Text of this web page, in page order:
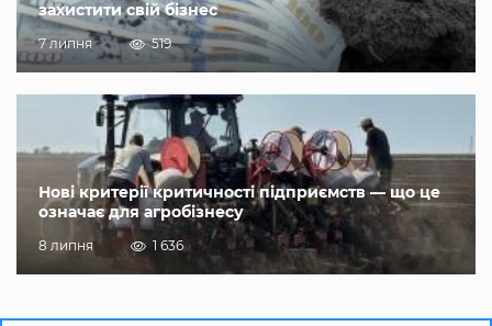
захистити свій бізнес
7 липня 519
Нові критерії критичності підприємств — що це
означає для агробізнесу
8 липня 1 636